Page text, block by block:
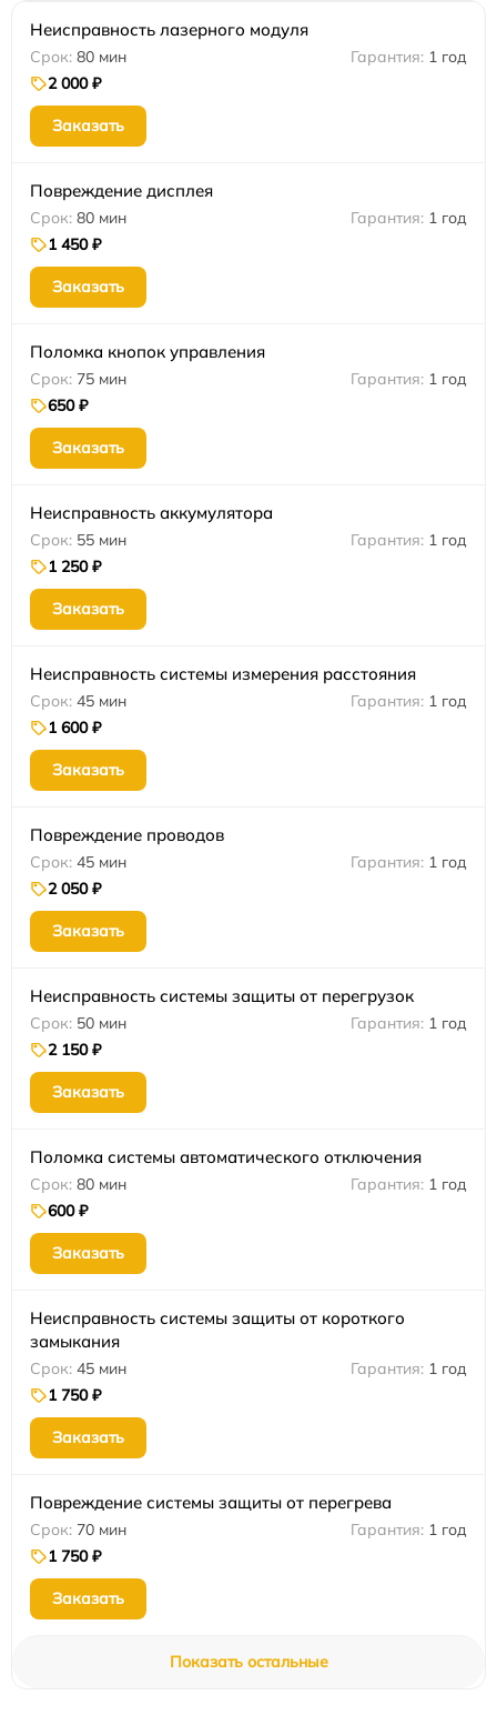
Неисправность лазерного модуля
80 мин
1 год
2 000 ₽
Заказать
Повреждение дисплея
80 мин
1 год
1 450 ₽
Заказать
Поломка кнопок управления
75 мин
1 год
650 ₽
Заказать
Неисправность аккумулятора
55 мин
1 год
1 250 ₽
Заказать
Неисправность системы измерения расстояния
45 мин
1 год
1 600 ₽
Заказать
Повреждение проводов
45 мин
1 год
2 050 ₽
Заказать
Неисправность системы защиты от перегрузок
50 мин
1 год
2 150 ₽
Заказать
Поломка системы автоматического отключения
80 мин
1 год
600 ₽
Заказать
Неисправность системы защиты от короткого
замыкания
45 мин
1 год
1 750 ₽
Заказать
Повреждение системы защиты от перегрева
70 мин
1 год
1 750 ₽
Заказать
Показать остальные